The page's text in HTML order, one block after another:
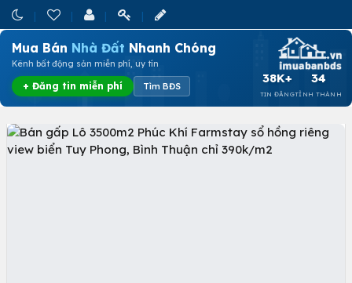
Mua Bán Nhà Đất Nhanh Chóng
Kênh bất động sản miễn phí, uy tín
+ Đăng tin miễn phí Tìm BĐS
38K+
TIN ĐĂNG
34
TỈNH THÀNH